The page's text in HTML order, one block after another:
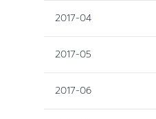
2017-04
2017-05
2017-06